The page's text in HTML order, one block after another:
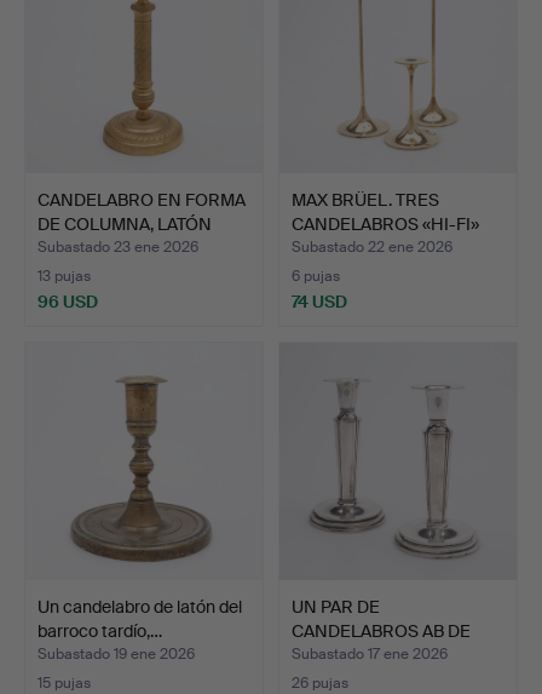
CANDELABRO EN FORMA
DE COLUMNA, LATÓN
DORA…
Subastado 23 ene 2026
13 pujas
96 USD
MAX BRÜEL. TRES
CANDELABROS «HI-FI»
DE LAT…
Subastado 22 ene 2026
6 pujas
74 USD
Un candelabro de latón del
barroco tardío,…
Subastado 19 ene 2026
15 pujas
UN PAR DE
CANDELABROS AB DE
PLATA, ESTAÑO …
Subastado 17 ene 2026
26 pujas